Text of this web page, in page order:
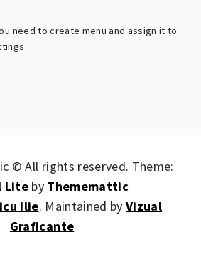
need to create menu and assign it to
© All rights reserved. Theme:
Liteby Thememattic
Ilie. Maintained byVizual
Graficante